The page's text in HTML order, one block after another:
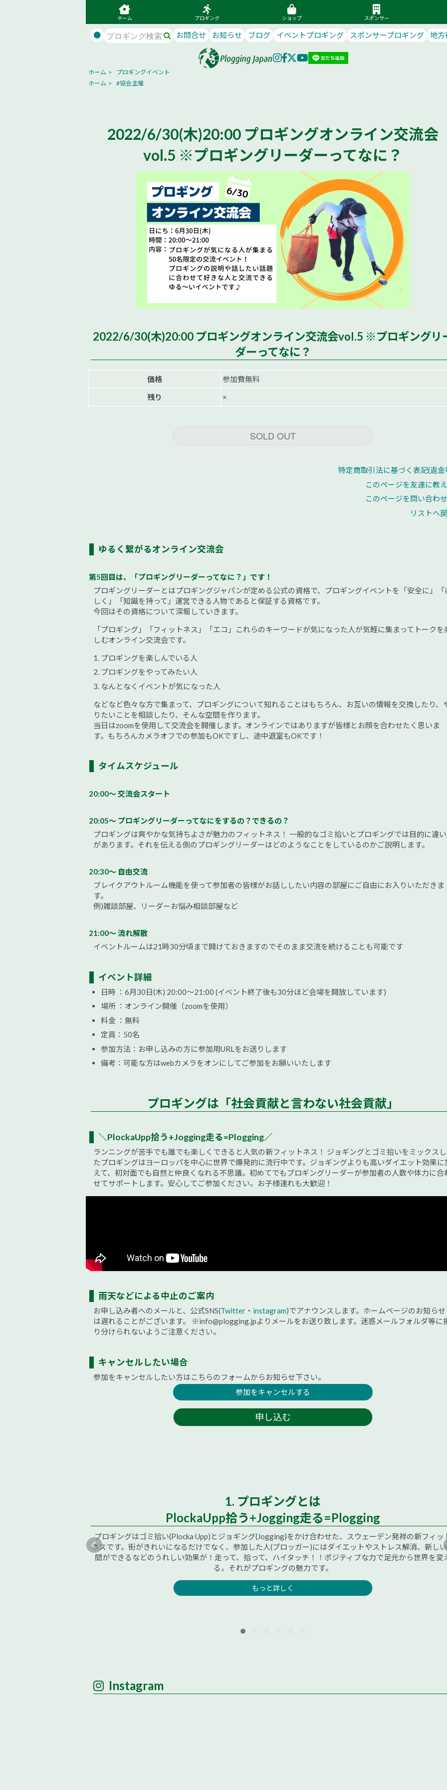
ホーム プロギング ショップ スポンサー
● お問合せ お知らせ ブログ イベントプロギング スポンサープロギング 地
ホーム >
プロギングイベント
ホーム > #協会主催
2022/6/30(木)20:00 プロギングオンライン交流会
vol.5 ※プロギングリーダーってなに？
2022/6/30(木)20:00 プロギングオンライン交流会vol.5 ※プロギングリ
ダーってなに？
価格
参加費無料
残り
×
SOLD OUT
特定商取引法に基づく表記(返金
このページを友達に教
このページを問い合わ
リストへ
ゆるく繋がるオンライン交流会
第5回目は、「プロギングリーダーってなに？」です！
プロギングリーダーとはプロギングジャパンが定める公式の資格で、プロギングイベントを「安全に」「
しく」「知識を持って」運営できる人物であると保証する資格です。
今回はその資格について深堀していきます。
「プロギング」「フィットネス」「エコ」これらのキーワードが気になった人が気軽に集まってトークを
しむオンライン交流会です。
プロギングを楽しんでいる人
プロギングをやってみたい人
なんとなくイベントが気になった人
などなど色々な方で集まって、プロギングについて知れることはもちろん、お互いの情報を交換したり、
りたいことを相談したり、そんな空間を作ります。
当日はzoomを使用して交流会を開催します。オンラインではありますが皆様とお顔を合わせたく思いま
す。もちろんカメラオフでの参加もOKですし、途中退室もOKです！
タイムスケジュール
20:00～ 交流会スタート
20:05～ プロギングリーダーってなにをするの？できるの？
プロギングは爽やかな気持ちよさが魅力のフィットネス！ 一般的なゴミ拾いとプロギングでは目的に違い
があります。それを伝える側のプロギングリーダーはどのようなことをしているのかご説明します。
20:30～ 自由交流
ブレイクアウトルーム機能を使って参加者の皆様がお話ししたい内容の部屋にご自由にお入りいただきま
す。
例)雑談部屋、リーダーお悩み相談部屋など
21:00～ 流れ解散
イベントルームは21時30分頃まで開けておきますのでそのまま交流を続けることも可能です
イベント詳細
日時 ：6月30日(木) 20:00～21:00 (イベント終了後も30分ほど会場を開放しています)
場所 ：オンライン開催（zoomを使用）
料金 ：無料
定員：50名
参加方法：お申し込みの方に参加用URLをお送りします
備考：可能な方はwebカメラをオンにしてご参加をお願いいたします
プロギングは「社会貢献と言わない社会貢献」
＼PlockaUpp拾う+Jogging走る=Plogging／
ランニングが苦手でも誰でも楽しくできると人気の新フィットネス！ ジョギングとゴミ拾いをミックスし
たプロギングはヨーロッパを中心に世界で爆発的に流行中です。ジョギングよりも高いダイエット効果に
えて、初対面でも自然と仲良くなれる不思議。初めてでもプロギングリーダーが参加者の人数や体力に合
せてサポートします。安心してご参加ください。お子様連れも大歓迎！
雨天などによる中止のご案内
お申し込み者へのメールと、公式SNS(Twitter ・ instagram)でアナウンスします。ホームページのお知らせ
は遅れることがございます。
※info@plogging.jpよりメールをお送り致します。迷惑メールフォルダ等に
り分けられないようご注意ください。
キャンセルしたい場合
参加をキャンセルしたい方はこちらのフォームからお知らせ下さい。
参加をキャンセルする
申し込む
1. プロギングとは
PlockaUpp拾う+Jogging走る=Plogging
プロギングはゴミ拾い(Plocka Upp)とジョギング(Jogging)をかけ合わせた、スウェーデン発祥の新フィッ
ネスです。街がきれいになるだけでなく、参加した人(プロッガー)にはダイエットやストレス解消、新し
間ができるなどのうれしい効果が！走って、拾って、ハイタッチ！！ポジティブな力で足元から世界を変
る。それがプロギングの魅力です。
もっと詳しく
Instagram